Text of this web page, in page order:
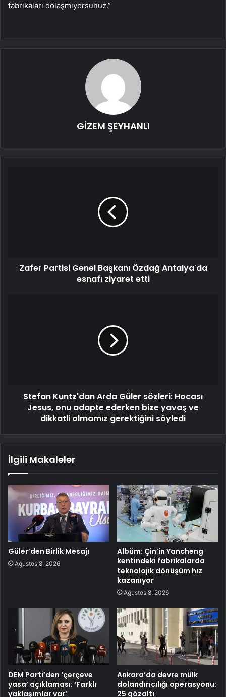
fabrikaları dolaşmıyorsunuz.”
GİZEM ŞEYHANLI
Zafer Partisi Genel Başkanı Özdağ Antalya'da
esnafı ziyaret etti
Stefan Kuntz'dan Arda Güler sözleri: Hocası
Jesus, onu adapte ederken bize yavaş ve
dikkatli olmamız gerektiğini söyledi
İlgili Makaleler
Güler’den Birlik Mesajı
Ağustos 8, 2026
Albüm: Çin’in Yancheng
kentindeki fabrikalarda
teknolojik dönüşüm hız
kazanıyor
Ağustos 8, 2026
DEM Parti’den ‘çerçeve
yasa’ açıklaması: ‘Farklı
yaklaşımlar var’
Ankara’da devre mülk
dolandırıcılığı operasyonu:
25 gözaltı